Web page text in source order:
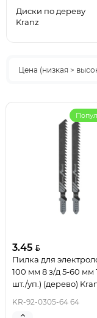
Диски по дереву
Kranz
Цена (низкая >
3.45
Пилка для
100 мм 8 з/д 5-60 мм
шт./уп.) (дерево)
KR-92-0305-64 64